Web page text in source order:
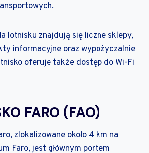
lotnisku znajdują się liczne sklepy,
informacyjne oraz wypożyczalnie
oferuje także dostęp do Wi-Fi
FARO (FAO)
zlokalizowane około 4 km na
Faro, jest głównym portem